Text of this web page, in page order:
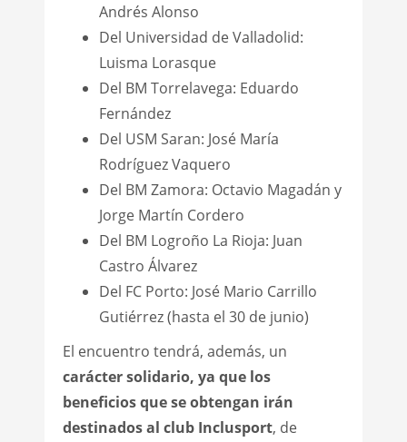
Andrés Alonso
Del Universidad de Valladolid:
Luisma Lorasque
Del BM Torrelavega: Eduardo
Fernández
Del USM Saran: José María
Rodríguez Vaquero
Del BM Zamora: Octavio Magadán y
Jorge Martín Cordero
Del BM Logroño La Rioja: Juan
Castro Álvarez
Del FC Porto: José Mario Carrillo
Gutiérrez (hasta el 30 de junio)
El encuentro tendrá, además, un
carácter solidario, ya que los
beneficios que se obtengan irán
destinados al club Inclusport, de